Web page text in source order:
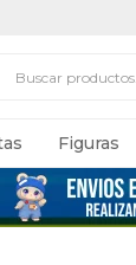
Figuras